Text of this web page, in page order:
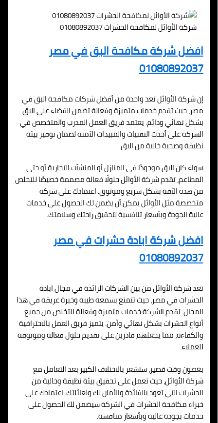
شركة الأوائل لمكافحة الحشرات 01080892037
افضل شركة مكافحة البق في مصر
01080892037
إن شركة الأوائل تعد واحدة من أفضل شركات مكافحة البق في
مصر، حيث تقدم خدمات متميزة وفعالة تضمن القضاء على البق
بشكل نهائي ودائم. يعتمد فريق العمل المدرب والمتخصص في
الشركة على أحدث التقنيات والمبيدات الآمنة لضمان توفير بيئة
نظيفة وصحية خالية من البق.
سواء كان البق موجودًا في المنازل أو المنشآت التجارية أو حتى
المطاعم، تقدم شركة الأوائل حلولًا فعالة مصممة خصيصًا للتخلص
من هذه الآفة بشكل سريع وموثوق. اعتمادك على شركة
متخصصة مثل الأوائل يمكن أن يضمن لك الحصول على خدمات
عالية الجودة وبأسعار تنافسية لتحقيق راحتك وسلامتك.
افضل شركة ابادة حشرات في مصر
01080892037
تعد شركة الأوائل من بين الشركات الرائدة في مجال ابادة
الحشرات في مصر، حيث تتمتع بسمعة طيبة وخبرة عريقة في هذا
المجال. تقدم الشركة خدمات متميزة وفعالة للتخلص من جميع
أنواع الحشرات بشكل نهائي وآمن. يتميز فريق العمل بالاحترافية
والكفاءة، مما يجعلهم قادرين على تقديم حلول فعالة وموثوقة
للعملاء.
بغضون وقت قصير، ستشعر بالاختلاف الكبير بعد التعامل مع
شركة الأوائل، حيث تعمل على تحقيق بيئة نظيفة وخالية من
الحشرات التي تعود بالفائدة والأمان لك ولعائلتك. اعتمادك على
خبراء مكافحة الحشرات في الشركة سيضمن لك الحصول على
خدمات بجودة عالية وبأسعار منافسة.